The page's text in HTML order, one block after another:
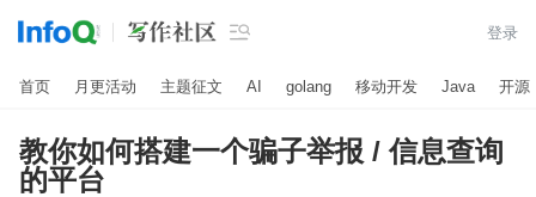
 登录
首页 月更活动 主题征文 AI golang 移动开发 Java 开源
教你如何搭建一个骗子举报 / 信息查询
的平台